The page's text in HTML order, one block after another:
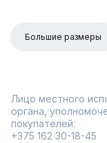
Большие размеры
Лицо местного
органа,
покупателей:
+375 162 30-18-45